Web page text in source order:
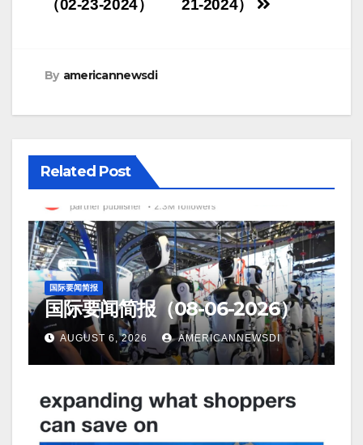
navigation 21-2024）
（02-23-2024）
By americannewsdi
Related Post
国际要闻简报
国际要闻简报（08-06-2026）
AUGUST 6, 2026 AMERICANNEWSDI